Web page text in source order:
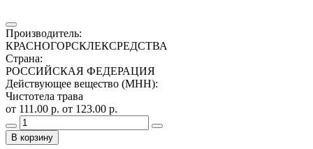
Производитель:
КРАСНОГОРСКЛЕКСРЕДСТВА
Страна:
РОССИЙСКАЯ ФЕДЕРАЦИЯ
Действующее вещество (МНН):
Чистотела трава
от 111.00 р. от 123.00 р.
В корзину